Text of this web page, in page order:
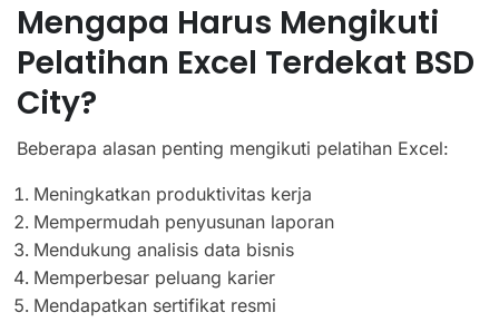
Mengapa Harus Mengikuti
Pelatihan Excel Terdekat BSD
City?
Beberapa alasan penting mengikuti pelatihan Excel:
Meningkatkan produktivitas kerja
Mempermudah penyusunan laporan
Mendukung analisis data bisnis
Memperbesar peluang karier
Mendapatkan sertifikat resmi